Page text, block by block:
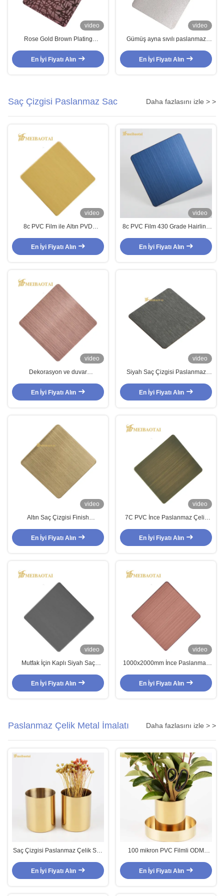
video
Rose Gold Brown Plating
1500x3000mm dekoratif
uygulamalar için çift PVC filmi ile
En İyi Fiyatı Alın
video
Gümüş ayna sıvılı paslanmaz
duvar panelleri ve dekoratif
En İyi Fiyatı Alın
Saç Çizgisi Paslanmaz Sac Daha fazlasını izle > >
video
8c PVC Film ile Altın PVD
Çelik Levha, 1219x2438mm
En İyi Fiyatı Alın
video
8c PVC Film 430 Grade Hairline
Çelik Taş 1219x2438mm
En İyi Fiyatı Alın
video
Dekorasyon ve duvar
önleyici PVD Gül kaplı 304 saç
çizgisi paslanmaz çelik levha
En İyi Fiyatı Alın
video
Siyah Saç Çizgisi Paslanmaz
Kalınlık
En İyi Fiyatı Alın
video
Altın Saç Çizgisi Finish
Paslanmaz Çelik Sac
En İyi Fiyatı Alın
video
7C PVC İnce Paslanmaz Çelik
paslanmaz sac
En İyi Fiyatı Alın
video
Mutfak İçin Kaplı Siyah Saç
Panelleri 4x10 PVD
En İyi Fiyatı Alın
video
1000x2000mm İnce Paslanmaz
Standardı
En İyi Fiyatı Alın
Paslanmaz Çelik Metal İmalatı Daha fazlasını izle > >
Saç Çizgisi Paslanmaz Çelik Sac
Dimater
En İyi Fiyatı Alın
100 mikron PVC Filmli ODM
Saksı
En İyi Fiyatı Alın